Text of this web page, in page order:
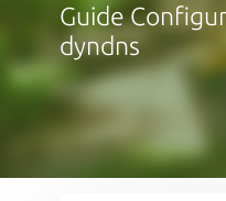
Guide
dyndns